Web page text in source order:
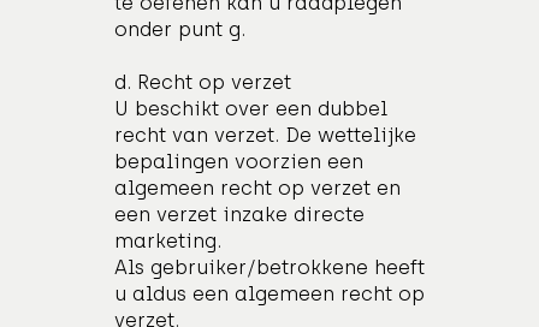
onder punt g.
d. Recht op verzet
U beschikt over een dubbel
recht van verzet. De wettelijke
bepalingen voorzien een
algemeen recht op verzet en
een verzet inzake directe
marketing.
Als gebruiker/betrokkene heeft
u aldus een algemeen recht op
verzet.